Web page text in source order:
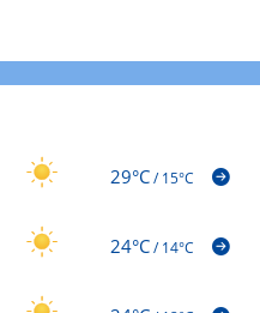
29°C/15°C
24°C/14°C